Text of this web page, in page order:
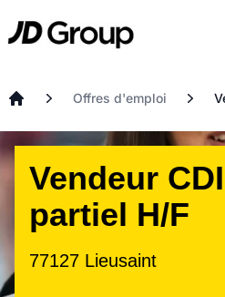
JD
Offres d'emploi
Vendeur
partiel H/F
77127 Lieusaint